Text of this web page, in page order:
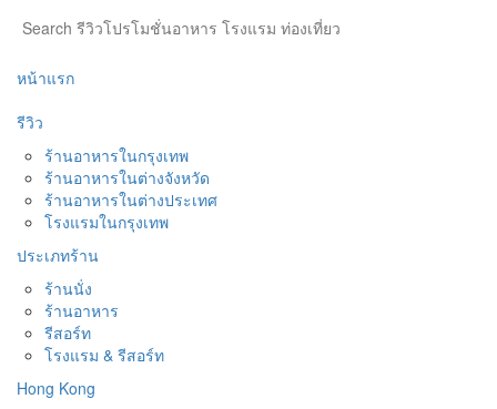
หน้าแรก
รีวิว
ร้านอาหารในกรุงเทพ
ร้านอาหารในต่างจังหวัด
ร้านอาหารในต่างประเทศ
โรงแรมในกรุงเทพ
ประเภทร้าน
ร้านนั่ง
ร้านอาหาร
รีสอร์ท
โรงแรม & รีสอร์ท
Hong Kong